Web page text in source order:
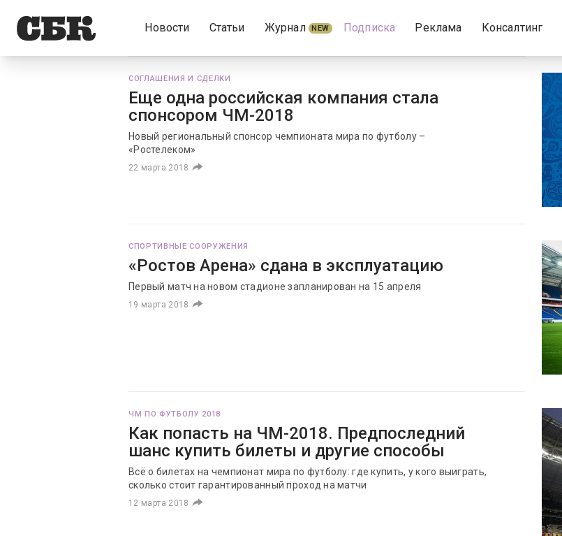
Новости Статьи Журнал NEW Подписка Реклама Консалтинг
СОГЛАШЕНИЯ И СДЕЛКИ
Еще одна российская компания стала
спонсором ЧМ-2018
Новый региональный спонсор чемпионата мира по футболу –
«Ростелеком»
22 марта 2018
СПОРТИВНЫЕ СООРУЖЕНИЯ
«Ростов Арена» сдана в эксплуатацию
Первый матч на новом стадионе запланирован на 15 апреля
19 марта 2018
ЧМ ПО ФУТБОЛУ 2018
Как попасть на ЧМ-2018. Предпоследний
шанс купить билеты и другие способы
Всё о билетах на чемпионат мира по футболу: где купить, у кого выиграть,
сколько стоит гарантированный проход на матчи
12 марта 2018